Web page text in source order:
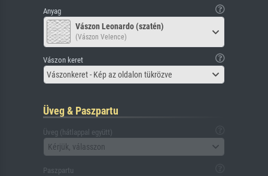
Anyag
Vászon Leonardo (szatén)
(Vászon Velence)
Vászon keret
Vászonkeret - Kép az oldalon tükrözve
Üveg & Paszpartu
Üveg (hátlappal együtt)
Kérjük, válasszon
Paszpartu